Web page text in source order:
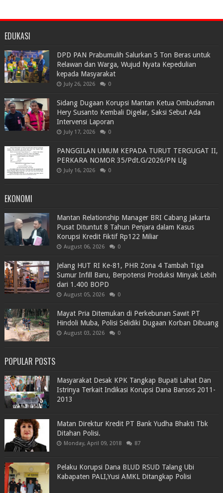
EDUKASI
DPD PAN Prabumulih Salurkan 5 Ton Beras untuk
Relawan dan Warga, Wujud Nyata Kepedulian
kepada Masyarakat
July 26, 2026 0
Sidang Dugaan Korupsi Mantan Ketua Ombudsman
Hery Susanto Kembali Digelar, Saksi Sebut Ada
Intervensi Laporan
July 17, 2026 0
PANGGILAN UMUM KEPADA TURUT TERGUGAT II,
PERKARA NOMOR 35/Pdt.G/2026/PN Llg
July 16, 2026 0
EKONOMI
Mantan Relationship Manager BRI Cabang Jakarta
Pusat Dituntut 8 Tahun Penjara dalam Kasus
Korupsi Kredit Fiktif Rp122 Miliar
August 06, 2026 0
Jelang HUT RI Ke-81, PHR Zona 4 Tambah Tiga
Sumur Infill Baru, Berpotensi Produksi Minyak Lebih
dari 1.400 BOPD
August 05, 2026 0
Mayat Pria Ditemukan di Perkebunan Sawit PT
Hindoli Muba, Polisi Selidiki Dugaan Korban Dibuang
August 03, 2026 0
POPULAR POSTS
Masyarakat Desak KPK Tangkap Bupati Lahat Dan
Istrinya Terkait Indikasi Korupsi Dana Bansos 2011-
2013
Matan Direktur Kredit PT Bank Yudha Bhakti Tbk
Ditahan Polisi.
Monday, April 09, 2018 87
Pelaku Korupsi Dana BLUD RSUD Talang Ubi
Kabapaten PALI,Yusi AMKL Ditangkap Polisi